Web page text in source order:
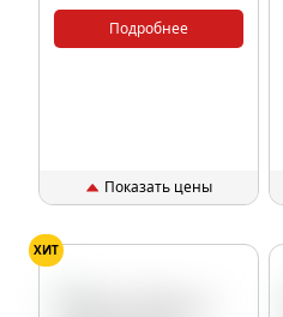
Подробнее
Показать цены
ХИТ